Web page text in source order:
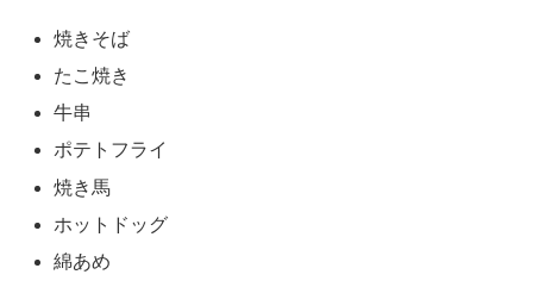
焼きそば
たこ焼き
牛串
ポテトフライ
焼き馬
ホットドッグ
綿あめ